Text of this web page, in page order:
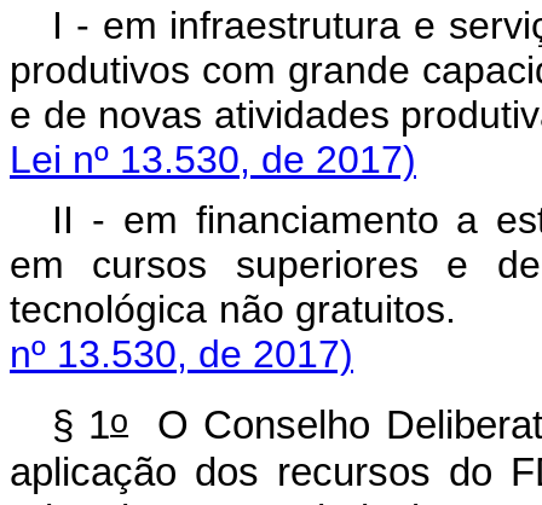
I - em infraestrutura e
produtivos com grande
e de novas
Lei nº 13.530, de 2017)
II - em financiamento a
em cursos superiores e
tecnológica não
nº 13.530, de 2017)
§ 1oO Conselho
aplicação dos recursos do